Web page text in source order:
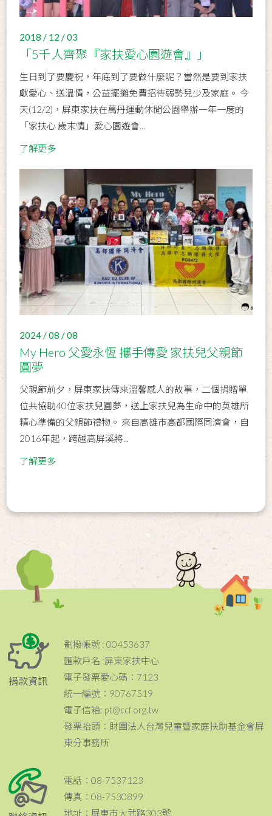
2018 / 12 / 03
「5千人齊聚『家扶愛心園遊會』」
生日到了要慶祝，年底到了要做什麼呢？當然是要到家扶
獻愛心、送溫情，公益擺攤免費招待弱勢兒少及家庭。 今
天(12/2)，屏東家扶在萬丹運動休閒公園舉辦一年一度的
「家扶心 歲末情」愛心園遊會...
了解更多
2024 / 08 / 08
My Hero 父愛永恆 攜手傳愛 家扶兒父親節
圓夢
父親節前夕，屏東家扶傳來溫馨感人的故事，二個捐贈單
位共協助40位家扶兒圓夢，送上家扶兒為生命中的英雄所
精心準備的父親節禮物。 來自高雄市高都國際同濟會，自
2016年起，跨越高屏溪將...
了解更多
捐款資訊
劃撥帳號 : 00453637
匯款戶名 :屏東家扶中心
電子發票愛心碼：7123
統一編號：90767519
電子信箱: pt@ccf.org.tw
發票抬頭：財團法人台灣兒童暨家庭扶助基金會屏
東分事務所
電話：08-7537123
傳真：08-7530899
地址：屏東市大武路303號